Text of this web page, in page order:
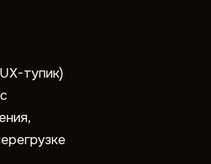
тупик)